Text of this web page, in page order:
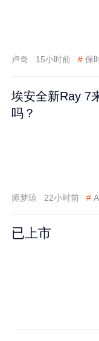
卢奇 15小时前 # 保
埃安全新Ray 7
吗？
师梦琼 22小时前 #
已上市